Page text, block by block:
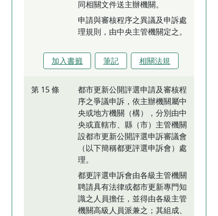
同相關文件送主辦機關。
申請與審核程序之異議及申訴處
理規則，由中央主管機關定之。
加入書籤 筆記 相關法規
第 15 條
都市更新公開評選申請及審核程
序之爭議申訴，依主辦機關屬中
央或地方機關（構），分別由中
央或直轄市、縣（市）主管機關
設都市更新公開評選申訴審議會
（以下簡稱都更評選申訴會）處
理。
都更評選申訴會由各級主管機關
聘請具有法律或都市更新專門知
識之人員擔任，並得由各級主管
機關高級人員派兼之；其組成、